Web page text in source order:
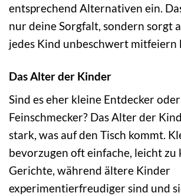
entsprechend Alternativen ein.
nur deine Sorgfalt, sondern sorgt
jedes Kind unbeschwert mitfeiern
Das Alter der Kinder
Sind es eher kleine Entdecker
Feinschmecker? Das Alter der
stark, was auf den Tisch kommt.
bevorzugen oft einfache, leicht zu
Gerichte, während ältere Kinder
experimentierfreudiger sind und